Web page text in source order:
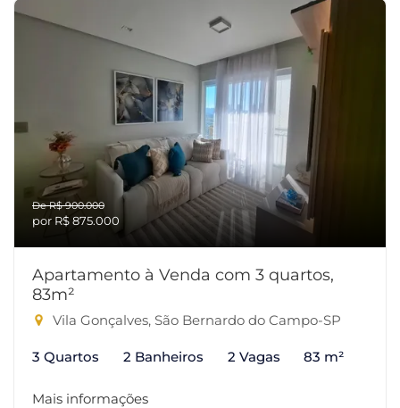
De R$ 900.000
por R$ 875.000
Apartamento à Venda com 3 quartos,
83m²
Vila Gonçalves, São Bernardo do Campo-SP
3 Quartos 2 Banheiros 2 Vagas 83 m²
Mais informações